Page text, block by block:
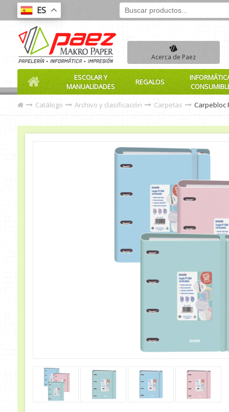
ES
Acerca de Paez
ESCOLAR Y
MANUALIDADES
REGALOS
Catálogo
Archivo y clasificación Carpetas Carpebloc